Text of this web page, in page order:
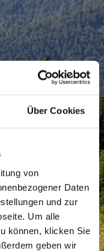
Über Cookies
von
Daten
und zur
Um alle
können, klicken Sie
geben wir